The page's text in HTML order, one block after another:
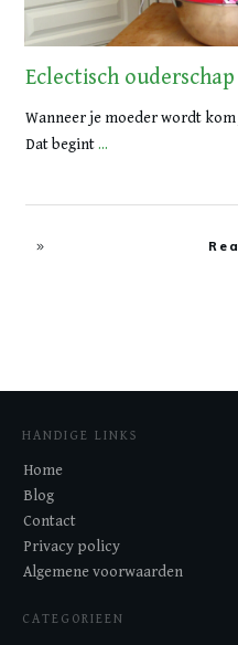
Eclectisch
Wanneer je moeder wordt
Dat begint...
HANDIGE LINKS
Home
Blog
Contact
Privacy policy
Algemene voorwaarden
CATEGORIEEN